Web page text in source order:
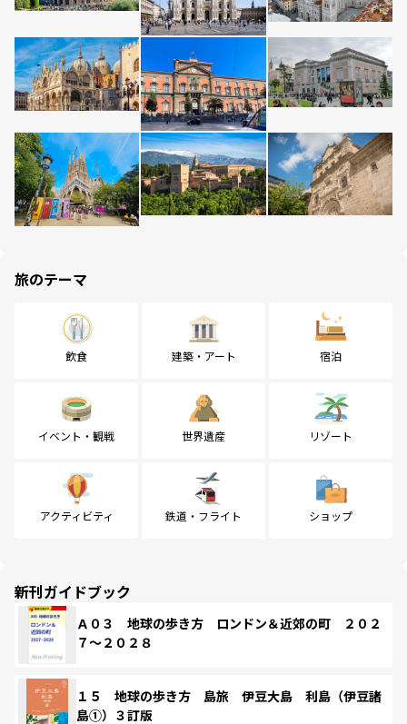
旅のテーマ
飲食 建築・アート 宿泊
イベント・観戦 世界遺産 リゾート
アクティビティ 鉄道・フライト ショップ
新刊ガイドブック
Ａ０３ 地球の歩き方 ロンドン＆近郊の町 ２０２
７～２０２８
１５ 地球の歩き方 島旅 伊豆大島 利島（伊豆諸
島①）３訂版